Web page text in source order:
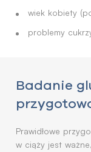
wiek kobiety
problemy
Badanie
Prawidłowe
w ciąży jest